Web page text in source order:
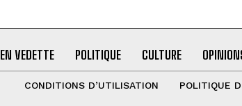
EN VEDETTE POLITIQUE CULTURE
CONDITIONS D’UTILISATION POLITIQUE